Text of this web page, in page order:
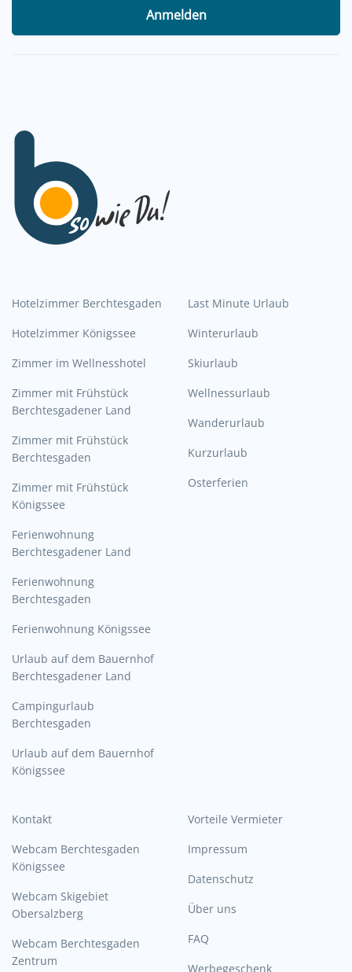
Anmelden
Hotelzimmer Berchtesgaden
Hotelzimmer Königssee
Zimmer im Wellnesshotel
Zimmer mit Frühstück
Berchtesgadener Land
Zimmer mit Frühstück
Berchtesgaden
Zimmer mit Frühstück
Königssee
Ferienwohnung
Berchtesgadener Land
Ferienwohnung
Berchtesgaden
Ferienwohnung Königssee
Urlaub auf dem Bauernhof
Berchtesgadener Land
Campingurlaub
Berchtesgaden
Urlaub auf dem Bauernhof
Königssee
Last Minute Urlaub
Winterurlaub
Skiurlaub
Wellnessurlaub
Wanderurlaub
Kurzurlaub
Osterferien
Kontakt
Webcam Berchtesgaden
Königssee
Webcam Skigebiet
Obersalzberg
Webcam Berchtesgaden
Zentrum
Vorteile Vermieter
Impressum
Datenschutz
Über uns
FAQ
Werbegeschenk